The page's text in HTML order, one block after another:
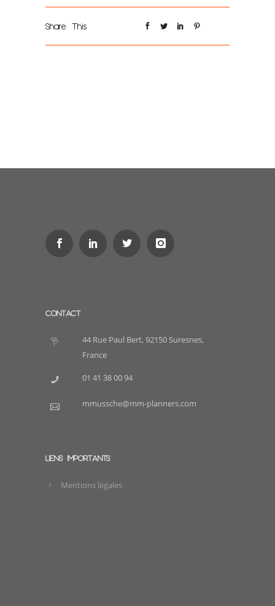
Share This
CONTACT
44 Rue Paul Bert, 92150 Suresnes,
France
01 41 38 00 94
mmussche@mm-planners.com
LIENS IMPORTANTS
Mentions légales